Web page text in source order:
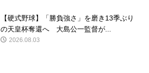
【硬式野球】「勝負強さ」を磨き13季ぶり
の天皇杯奪還へ 大島公一監督が...
2026.08.03